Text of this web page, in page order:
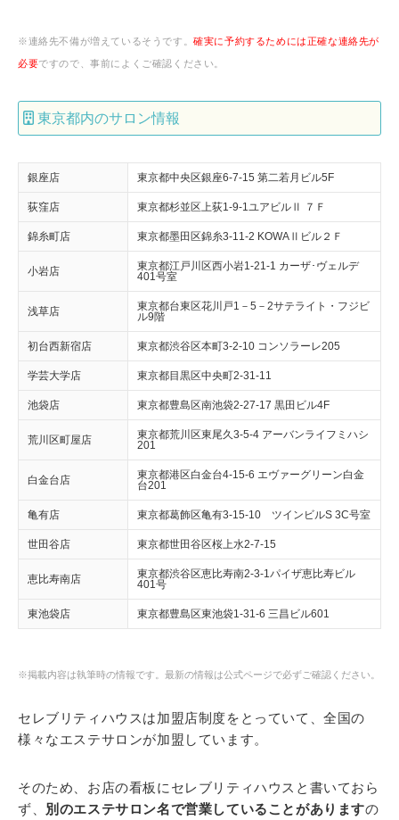
※連絡先不備が増えているそうです。確実に予約するためには正確な連絡先が
必要ですので、事前によくご確認ください。
東京都内のサロン情報
銀座店 東京都中央区銀座6-7-15 第二若月ビル5F
荻窪店 東京都杉並区上荻1-9-1ユアビルⅡ ７Ｆ
錦糸町店 東京都墨田区錦糸3-11-2 KOWAⅡビル２Ｆ
小岩店
東京都江戸川区西小岩1-21-1 カーザ･ヴェルデ
401号室
浅草店
東京都台東区花川戸1－5－2サテライト・フジビ
ル9階
初台西新宿店 東京都渋谷区本町3-2-10 コンソラーレ205
学芸大学店 東京都目黒区中央町2-31-11
池袋店 東京都豊島区南池袋2-27-17 黒田ビル4F
荒川区町屋店
東京都荒川区東尾久3-5-4 アーバンライフミハシ
201
白金台店
東京都港区白金台4-15-6 エヴァーグリーン白金
台201
亀有店 東京都葛飾区亀有3-15-10 ツインビルS 3C号室
世田谷店 東京都世田谷区桜上水2-7-15
恵比寿南店
東京都渋谷区恵比寿南2-3-1パイザ恵比寿ビル
401号
東池袋店 東京都豊島区東池袋1-31-6 三昌ビル601
※掲載内容は執筆時の情報です。最新の情報は公式ページで必ずご確認ください。
セレブリティハウスは加盟店制度をとっていて、全国の
様々なエステサロンが加盟しています。
そのため、お店の看板にセレブリティハウスと書いておら
ず、 別のエステサロン名で営業していることがありますの